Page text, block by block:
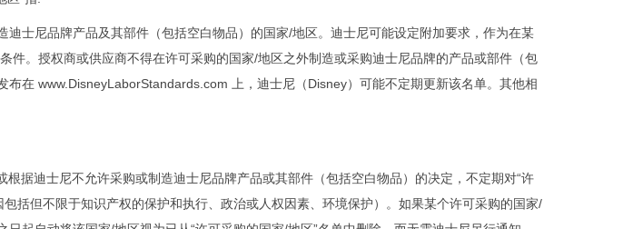
迪士尼品牌产品及其部件（包括空白物品）的国家/地区。迪士尼可能设定附加要求，作为在某
件。授权商或供应商不得在许可采购的国家/地区之外制造或采购迪士尼品牌的产品或部件（包
布在 www.DisneyLaborStandards.com 上，迪士尼 （Disney） 可能不定期更新该名单。其他相
根据迪士尼不允许采购或制造迪士尼品牌产品或其部件（包括空白物品）的决定，不定期对“许
括但不限于知识产权的保护和执行、政治或人权因素、环境保护）。如果某个许可采购的国家/